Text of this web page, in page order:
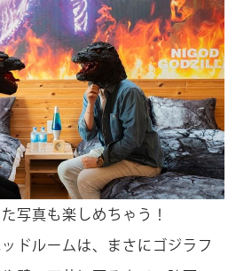
写真も楽しめちゃう！
ッドルームは、まさにゴジラフ